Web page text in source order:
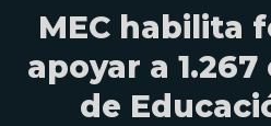
MEC habilita
apoyar a
de